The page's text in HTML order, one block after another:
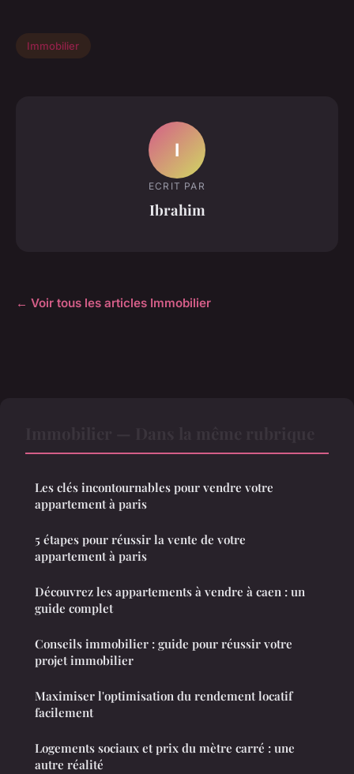
Immobilier
I
ECRIT PAR
Ibrahim
← Voir tous les articles Immobilier
Les clés incontournables pour vendre votre
appartement à paris
5 étapes pour réussir la vente de votre
appartement à paris
Découvrez les appartements à vendre à caen : un
guide complet
Conseils immobilier : guide pour réussir votre
projet immobilier
Maximiser l'optimisation du rendement locatif
facilement
Logements sociaux et prix du mètre carré : une
autre réalité